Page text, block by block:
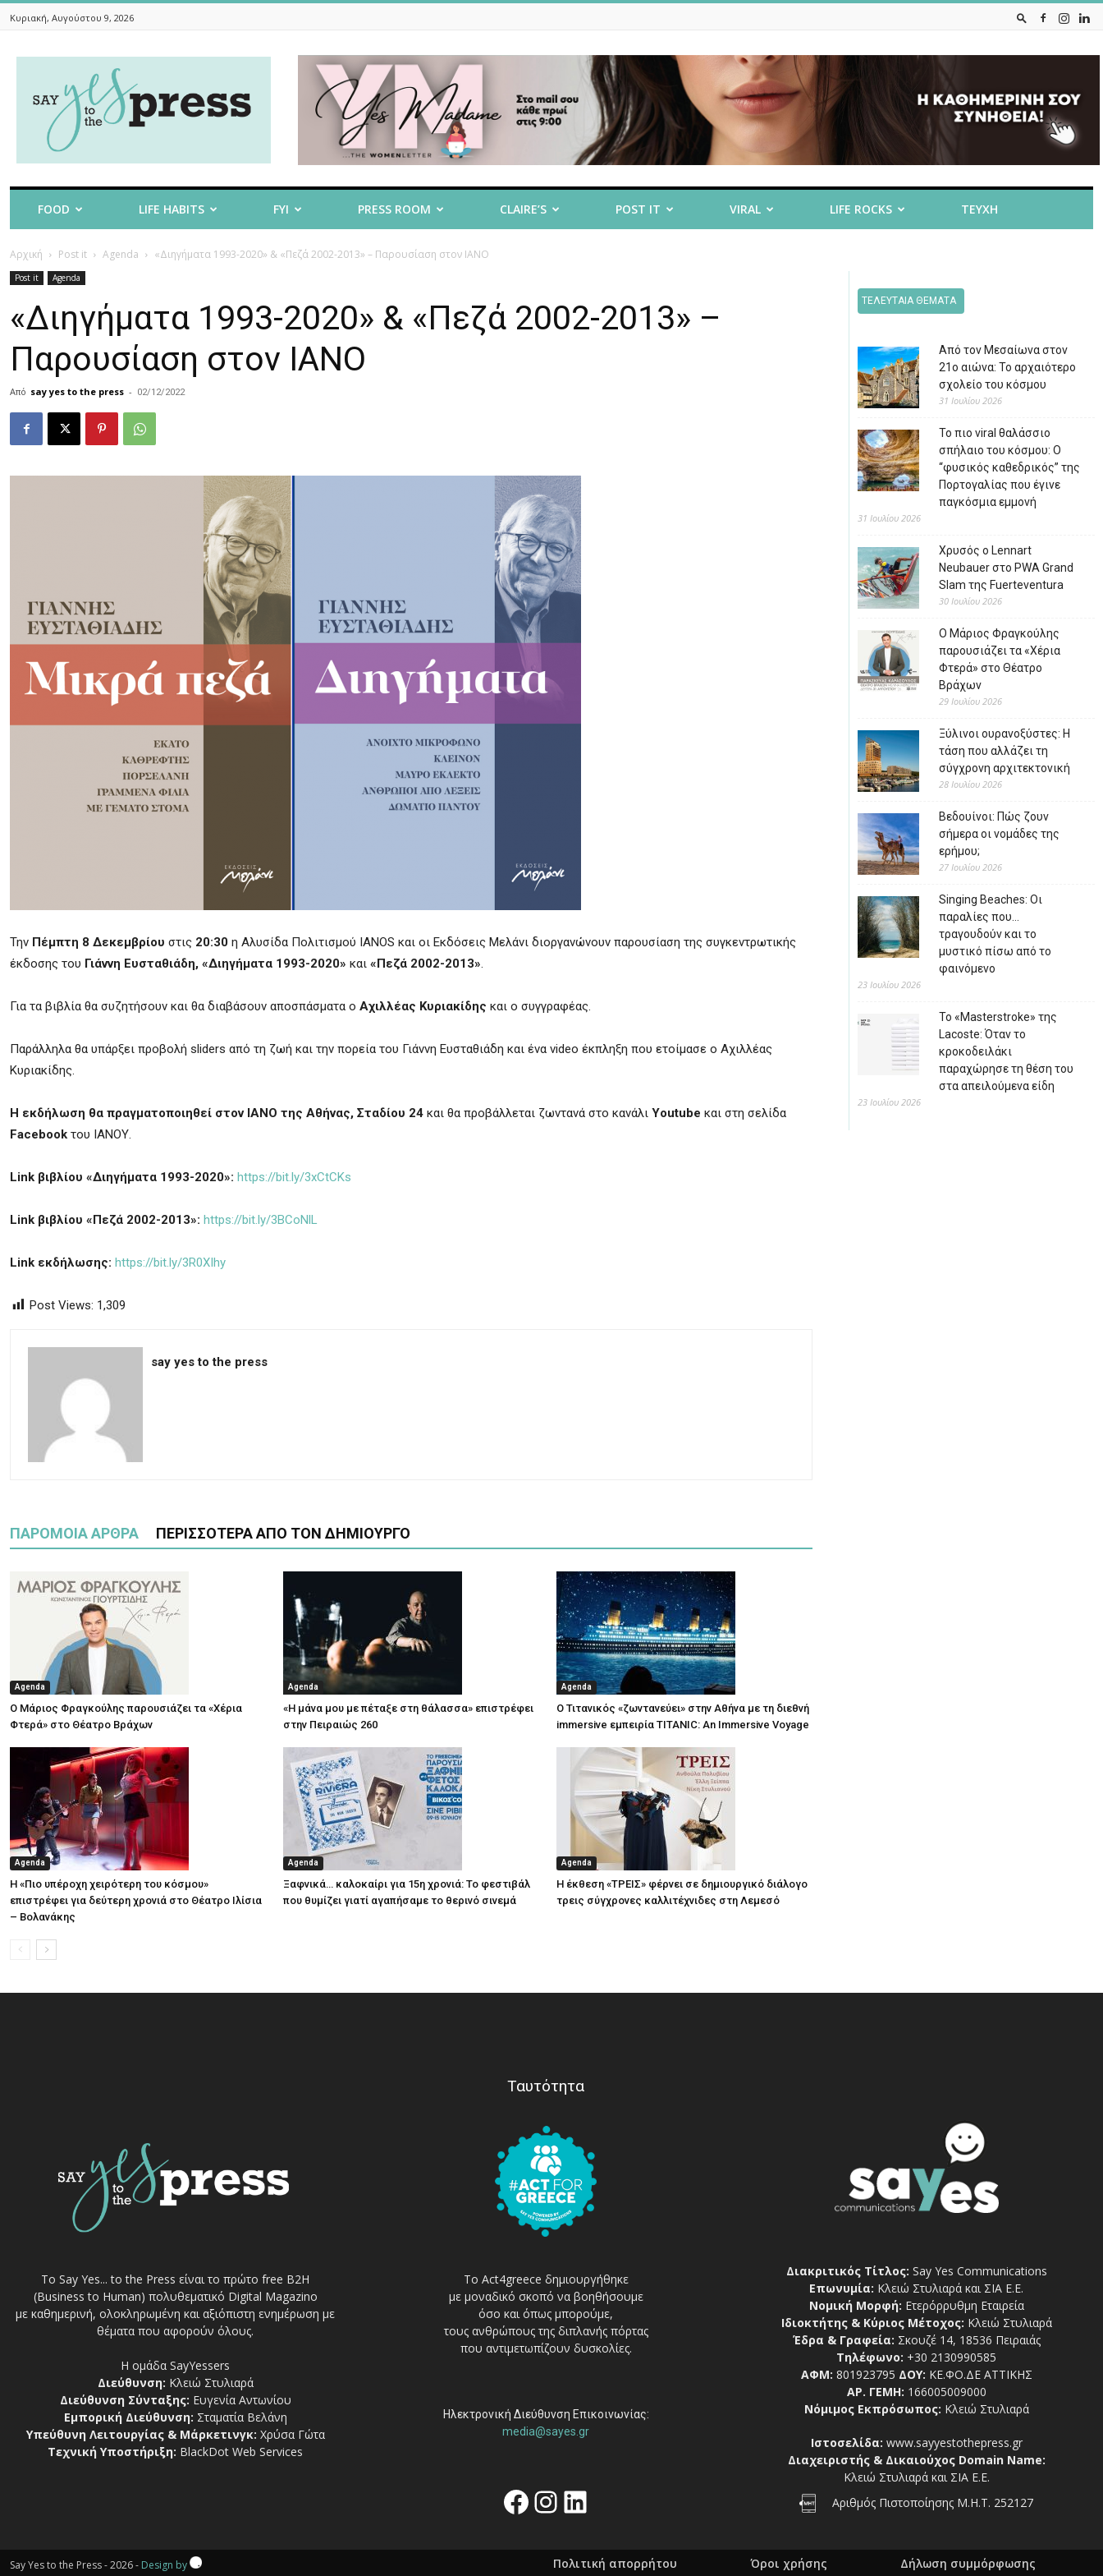
Κυριακή, Αυγούστου 9, 2026
To
The
FOOD LIFE HABITS FYI PRESS ROOM CLAIRE’S POST IT VIRAL LIFE ROCKS ΤΕΥΧΗ
Αρχική Post it Agenda «Διηγήματα 1993-2020» & «Πεζά 2002-2013» – Παρουσίαση στον ΙΑΝΟ
Post it Agenda
«Διηγήματα 1993-2020» & «Πεζά 2002-2013» –
Παρουσίαση στον ΙΑΝΟ
Από say yes to the press - 02/12/2022
Την Πέμπτη 8 Δεκεμβρίου στις 20:30 η Αλυσίδα Πολιτισμού IANOS και οι Εκδόσεις Μελάνι διοργανώνουν παρουσίαση της συγκεντρωτικής
έκδοσης του Γιάννη Ευσταθιάδη, «Διηγήματα 1993-2020» και «Πεζά 2002-2013».
Για τα βιβλία θα συζητήσουν και θα διαβάσουν αποσπάσματα ο Αχιλλέας Κυριακίδης και ο συγγραφέας.
Παράλληλα θα υπάρξει προβολή sliders από τη ζωή και την πορεία του Γιάννη Ευσταθιάδη και ένα video έκπληξη που ετοίμασε ο Αχιλλέας
Κυριακίδης.
Η εκδήλωση θα πραγματοποιηθεί στον ΙΑΝΟ της Αθήνας, Σταδίου 24 και θα προβάλλεται ζωντανά στο κανάλι Youtube και στη σελίδα
Facebook του ΙΑΝΟΥ.
Link βιβλίου «Διηγήματα 1993-2020»: https://bit.ly/3xCtCKs
Link βιβλίου «Πεζά 2002-2013»: https://bit.ly/3BCoNlL
Link εκδήλωσης: https://bit.ly/3R0XIhy
Post Views: 1,309
say yes to the press
ΠΑΡΟΜΟΙΑ ΑΡΘΡΑ ΠΕΡΙΣΣΟΤΕΡΑ ΑΠΟ ΤΟΝ ΔΗΜΙΟΥΡΓΟ
Agenda
Ο Μάριος Φραγκούλης παρουσιάζει τα «Χέρια
Φτερά» στο Θέατρο Βράχων
Agenda
«Η μάνα μου με πέταξε στη θάλασσα» επιστρέφει
στην Πειραιώς 260
Agenda
Ο Τιτανικός «ζωντανεύει» στην Αθήνα με τη διεθνή
immersive εμπειρία TITANIC: An Immersive Voyage
Agenda
Η «Πιο υπέροχη χειρότερη του κόσμου»
επιστρέφει για δεύτερη χρονιά στο Θέατρο Ιλίσια
– Βολανάκης
Agenda
Ξαφνικά… καλοκαίρι για 15η χρονιά: Το φεστιβάλ
που θυμίζει γιατί αγαπήσαμε το θερινό σινεμά
Agenda
Η έκθεση «ΤΡΕΙΣ» φέρνει σε δημιουργικό διάλογο
τρεις σύγχρονες καλλιτέχνιδες στη Λεμεσό
ΤΕΛΕΥΤΑΙΑ ΘΕΜΑΤΑ
Από τον Μεσαίωνα στον
21ο αιώνα: Το αρχαιότερο
σχολείο του κόσμου
31 Ιουλίου 2026
Το πιο viral θαλάσσιο
σπήλαιο του κόσμου: Ο
“φυσικός καθεδρικός” της
Πορτογαλίας που έγινε
παγκόσμια εμμονή
31 Ιουλίου 2026
Χρυσός ο Lennart
Neubauer στο PWA Grand
Slam της Fuerteventura
30 Ιουλίου 2026
Ο Μάριος Φραγκούλης
παρουσιάζει τα «Χέρια
Φτερά» στο Θέατρο
Βράχων
29 Ιουλίου 2026
Ξύλινοι ουρανοξύστες: Η
τάση που αλλάζει τη
σύγχρονη αρχιτεκτονική
28 Ιουλίου 2026
Βεδουίνοι: Πώς ζουν
σήμερα οι νομάδες της
ερήμου;
27 Ιουλίου 2026
Singing Beaches: Οι
παραλίες που…
τραγουδούν και το
μυστικό πίσω από το
φαινόμενο
23 Ιουλίου 2026
Το «Masterstroke» της
Lacoste: Όταν το
κροκοδειλάκι
παραχώρησε τη θέση του
στα απειλούμενα είδη
23 Ιουλίου 2026
Το Say Yes... to the Press είναι το πρώτο free Β2Η
(Business to Human) πολυθεματικό Digital Magazino
με καθημερινή, ολοκληρωμένη και αξιόπιστη ενημέρωση με
θέματα που αφορούν όλους.
Η ομάδα SayYessers
Διεύθυνση: Κλειώ Στυλιαρά
Διεύθυνση Σύνταξης: Ευγενία Αντωνίου
Εμπορική Διεύθυνση: Σταματία Βελάνη
Υπεύθυνη Λειτουργίας & Μάρκετινγκ: Χρύσα Γώτα
Τεχνική Υποστήριξη: BlackDot Web Services
Ταυτότητα
Το Act4greece δημιουργήθηκε
με μοναδικό σκοπό να βοηθήσουμε
όσο και όπως μπορούμε,
τους ανθρώπους της διπλανής πόρτας
που αντιμετωπίζουν δυσκολίες.
Ηλεκτρονική Διεύθυνση Επικοινωνίας:
media@sayes.gr
Facebook
Instagram
Linkedin
Διακριτικός Τίτλος: Say Yes Communications
Επωνυμία: Κλειώ Στυλιαρά και ΣΙΑ Ε.Ε.
Νομική Μορφή: Ετερόρρυθμη Εταιρεία
Ιδιοκτήτης & Κύριος Μέτοχος: Κλειώ Στυλιαρά
Έδρα & Γραφεία: Σκουζέ 14, 18536 Πειραιάς
Τηλέφωνο: +30 2130990585
ΑΦΜ: 801923795 ΔΟΥ: ΚΕ.ΦΟ.ΔΕ ΑΤΤΙΚΗΣ
ΑΡ. ΓΕΜΗ: 166005009000
Νόμιμος Εκπρόσωπος: Κλειώ Στυλιαρά
Ιστοσελίδα: www.sayyestothepress.gr
Διαχειριστής & Δικαιούχος Domain Name:
Κλειώ Στυλιαρά και ΣΙΑ Ε.Ε.
Αριθμός Πιστοποίησης Μ.Η.Τ. 252127
Πολιτική απορρήτου Όροι χρήσης Δήλωση συμμόρφωσης
Say Yes to the Press - 2026 - Design by